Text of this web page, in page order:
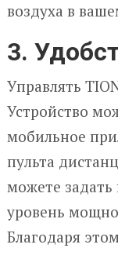
воздуха в
3.
Управлять
Устройство
мобильное
пульта
можете
уровень
Благодаря